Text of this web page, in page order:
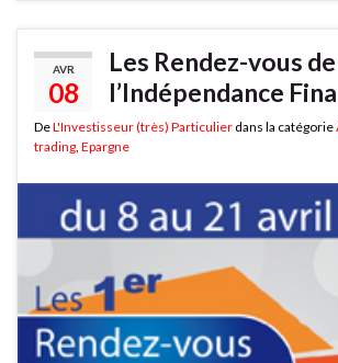
AVR
08
Les Rendez-vous de
l’Indépendance
DeL'Investisseur (très) Particulier dans la catégorie
trading Epargne